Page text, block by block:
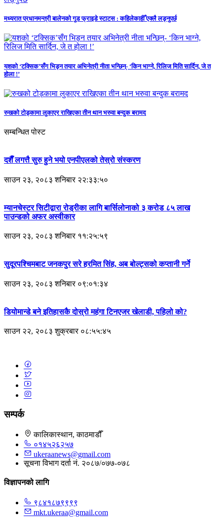
मध्यरात प्रधानमन्त्री बालेनको गुड फ्राइडे स्टाटस : कहिलेकाहीँ एक्लै लड्नुपर्छ
यशको ‘टक्सिक’सँग भिड्न तयार अभिनेत्री नीता भन्छिन्- ‘किन भाग्ने, रिलिज मिति सार्दिन, जे त
होला !’
रुखको टोड्कामा लुकाएर राखिएका तीन थान भरुवा बन्दुक बरामद
सम्बन्धित पोस्ट
दशैँ लगत्तै सुरु हुने भयो एनपीएलको तेस्रो संस्करण
साउन २३, २०८३ शनिबार २२:३३:५०
म्यानचेस्टर सिटीद्वारा रोड्रीका लागि बार्सिलोनाको ३ करोड ८५ लाख
पाउन्डको अफर अस्वीकार
साउन २३, २०८३ शनिबार ११:२५:५९
सुदूरपश्चिमबाट जनकपुर सरे हरमित सिंह, अब बोल्ट्सको कप्तानी गर्ने
साउन २३, २०८३ शनिबार ०९:०१:३४
डियोमान्डे बने इतिहासकै दोस्रो महंगा टिनएजर खेलाडी, पहिलो को?
साउन २२, २०८३ शुक्रबार ०८:५५:४५
सम्पर्क
कालिकास्थान, काठमाडौँ
०१४५२६२५७
ukeraanews@gmail.com
सूचना विभाग दर्ता नं. २०८७/०७७-०७८
विज्ञापनको लागि
९८४१८७९९९९
mkt.ukeraa@gmail.com